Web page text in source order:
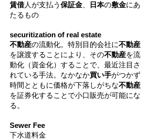
賃借人が支払う 保証金 日本の敷金にあ
たるもの
securitization of real estate
不動産の流動化。特別目的会社に不動産
を譲渡することにより、その不動産を流
動化（資金化）することで、最近注目さ
れている手法。なかなか買い手がつかず
時間とともに価格が下落しがちな不動産
を証券化することで小口販売が可能にな
る。
Sewer Fee
下水道料金